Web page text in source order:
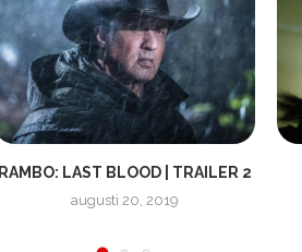
RAMBO: LAST BLOOD | TRAILER 2
augusti 20, 2019